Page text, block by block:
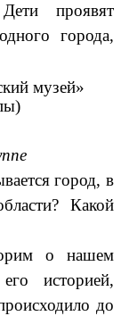
проявят
города,
музей»
город, в
Какой
о нашем
историей,
до